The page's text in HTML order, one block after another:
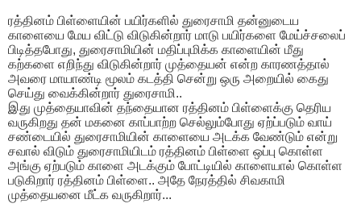
ரத்தினம் பிள்ளையின் பயிர்களில் துரைசாமி தன்னுடைய
காளையை மேய விட்டு விடுகின்றார் மாடு பயிர்களை மேய்ச்சலைப்
பிடித்தபோது, ​​துரைசாமியின் மதிப்புமிக்க காளையின் மீது
கற்களை எறிந்து விடுகின்றார் முத்தையன் என்ற காரணத்தால்
அவரை மாயாண்டி மூலம் கடத்தி சென்று ஒரு அறையில் கைது
செய்து வைக்கின்றார் துரைசாமி..
இது முத்தையாவின் தந்தையான ரத்தினம் பிள்ளைக்கு தெரிய
வருகிறது தன் மகனை காப்பாற்ற செல்லும்போது ஏற்ப்படும் வாய்
சண்டையில் துரைசாமியின் காளையை அடக்க வேண்டும் என்று
சவால் விடும் துரைசாமியிடம் ரத்தினம் பிள்ளை ஒப்பு கொள்ள
அங்கு ஏற்படும் காளை அடக்கும் போட்டியில் காளையால் கொள்ள
படுகிறார் ரத்தினம் பிள்ளை.. அதே நேரத்தில் சிவகாமி
முத்தையனை மீட்க வருகிறார்...